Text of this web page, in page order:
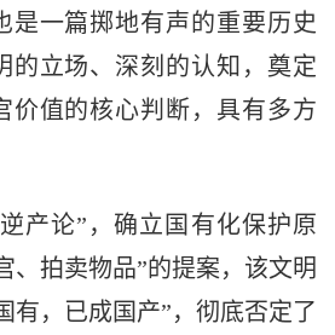
是一篇掷地有声的重要历史
的立场、深刻的认知，奠定
价值的核心判断，具有多方
产论”，确立国有化保护原
、拍卖物品”的提案，该文明
有，已成国产”，彻底否定了